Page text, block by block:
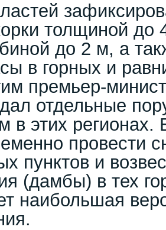
толщиной до
до 2 м, а
в горных и
премьер-
отдельные
в этих
провести
пунктов и
(дамбы) в тех
наибольшая